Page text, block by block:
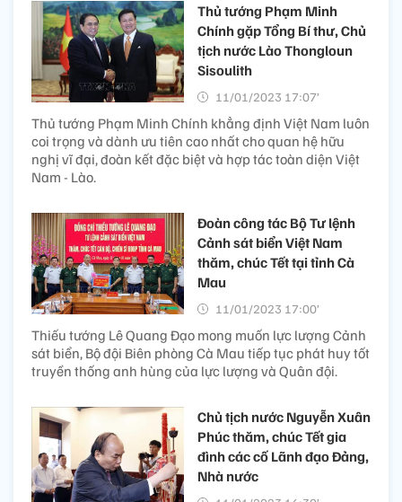
Thủ tướng Phạm Minh
Chính gặp Tổng Bí thư, Chủ
tịch nước Lào Thongloun
Sisoulith
11/01/2023 17:07’
Thủ tướng Phạm Minh Chính khẳng định Việt Nam luôn
coi trọng và dành ưu tiên cao nhất cho quan hệ hữu
nghị vĩ đại, đoàn kết đặc biệt và hợp tác toàn diện Việt
Nam - Lào.
Đoàn công tác Bộ Tư lệnh
Cảnh sát biển Việt Nam
thăm, chúc Tết tại tỉnh Cà
Mau
11/01/2023 17:00’
Thiếu tướng Lê Quang Đạo mong muốn lực lượng Cảnh
sát biển, Bộ đội Biên phòng Cà Mau tiếp tục phát huy tốt
truyền thống anh hùng của lực lượng và Quân đội.
Chủ tịch nước Nguyễn Xuân
Phúc thăm, chúc Tết gia
đình các cố Lãnh đạo Đảng,
Nhà nước